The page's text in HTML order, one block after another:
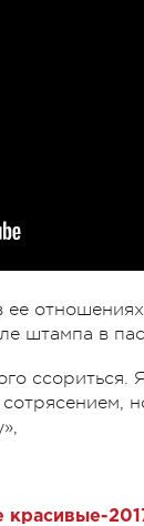
ее
штампа в